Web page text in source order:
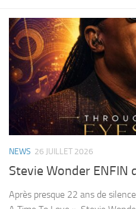
NEWS 26 JUILLET 2026
Stevie Wonder ENFIN
Après presque 22 ans de